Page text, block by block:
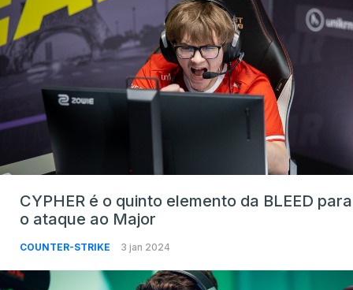
CYPHER é o quinto elemento da BLEED para
o ataque ao Major
COUNTER-STRIKE 3 jan 2024